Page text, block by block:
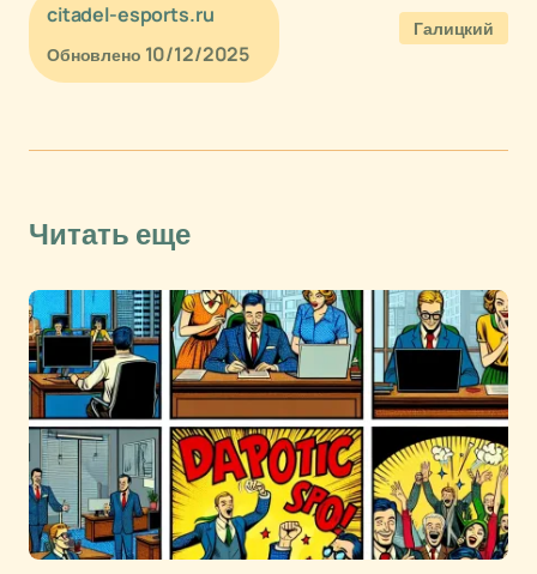
citadel-esports.ru
Обновлено 10/12/2025
Галицкий
Читать еще